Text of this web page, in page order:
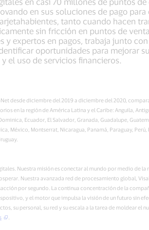
en sus soluciones de pago
tanto cuando hacen
sin fricción en puntos de
y expertos en pagos, trabaja junto
oportunidades para mejorar
el uso de servicios financieros.
desde diciembre del 2019 a diciembre del 2020,
en la región de América Latina y el Caribe: Anguila,
Ecuador, El Salvador, Granada, Guadalupe,
México, Montserrat, Nicaragua, Panamá, Paraguay,
Nuestra misión es conectar al mundo por medio de
Nuestra avanzada red de procesamiento global,
por segundo. La continua concentración de la
y el motor que impulsa la visión de un futuro sin
su personal, su red y su escala a la tarea de moldear